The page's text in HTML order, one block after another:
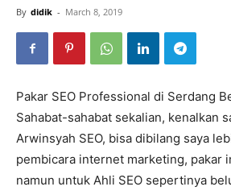
By didik - March 8, 2019
Pakar SEO Professional di Serdang
Sahabat-sahabat sekalian, kenalkan
Arwinsyah SEO, bisa dibilang saya
pembicara internet marketing, pakar
namun untuk Ahli SEO sepertinya